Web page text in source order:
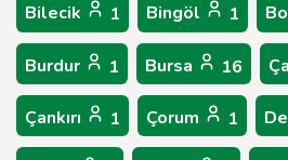
Bilecik 1 Bingöl 1
Burdur 1 Bursa 16
Çankırı 1 Çorum 1